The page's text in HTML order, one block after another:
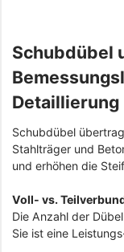
Schubdübel
Detaillierung
Schubdübel
Stahlträger und
und erhöhen die
Voll- vs.
Die Anzahl der
Sie ist eine